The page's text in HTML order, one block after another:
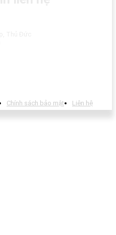
Chính sách bảo mật Liên hệ